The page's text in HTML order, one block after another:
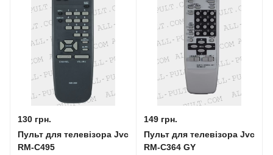
130 грн.
Пульт для телевізора Jvc
RM-C495
149 грн.
Пульт для телевізора Jvc
RM-C364 GY